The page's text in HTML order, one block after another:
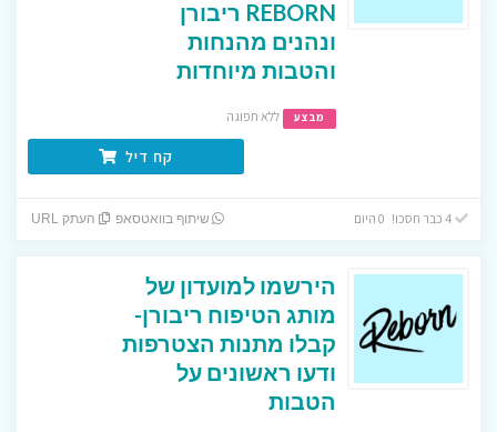
REBORN ריבורן
ונהנים מהנחות
והטבות מיוחדות
מבצע ללא תפוגה
קח דיל
4 כבר חסכו! 0 היום שיתוף בוואטסאפ העתק URL
הירשמו למועדון של
מותג הטיפוח ריבורן-
קבלו מתנות הצטרפות
ודעו ראשונים על
הטבות